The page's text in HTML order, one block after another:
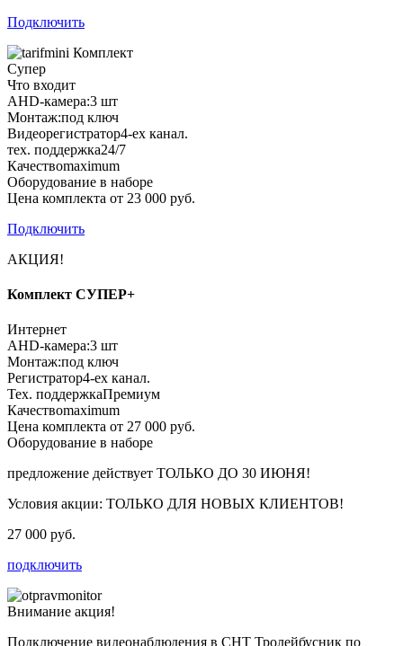
Подключить
Комплект
Супер
Что входит
AHD-камера:3 шт
Монтаж:под ключ
Видеорегистратор4-ех канал.
тех. поддержка24/7
Качествоmaximum
Оборудование в наборе
Цена комплекта от 23 000 руб.
Подключить
АКЦИЯ!
Комплект СУПЕР+
Интернет
AHD-камера:3 шт
Монтаж:под ключ
Регистратор4-ех канал.
Тех. поддержкаПремиум
Качествоmaximum
Цена комплекта от 27 000 руб.
Оборудование в наборе
предложение действует ТОЛЬКО ДО 30 ИЮНЯ!
Условия акции: ТОЛЬКО ДЛЯ НОВЫХ КЛИЕНТОВ!
27 000 руб.
подключить
Внимание акция!
Подключение видеонаблюдения в СНТ Тролейбусник по